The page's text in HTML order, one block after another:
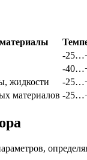
-
-
жидкости
-
материалов -